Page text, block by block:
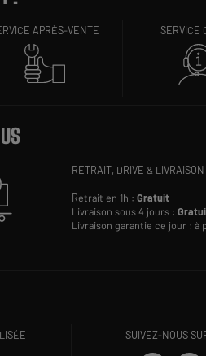
APRÈS-VENTE SERVICE
RETRAIT, DRIVE & LIVRAISON
Retrait en 1h :Gratuit
Livraison sous 4 jours :
Livraison garantie ce jour : à
SUIVEZ-NOUS